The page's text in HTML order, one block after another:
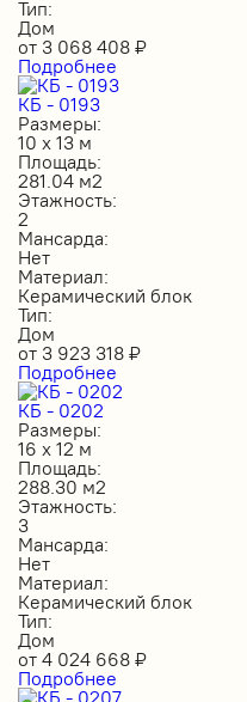
Тип:
Дом
от 3 068 408 ₽
Подробнее
КБ - 0193
Размеры:
10 х 13 м
Площадь:
281.04 м2
Этажность:
2
Мансарда:
Нет
Материал:
Керамический блок
Тип:
Дом
от 3 923 318 ₽
Подробнее
КБ - 0202
Размеры:
16 х 12 м
Площадь:
288.30 м2
Этажность:
3
Мансарда:
Нет
Материал:
Керамический блок
Тип:
Дом
от 4 024 668 ₽
Подробнее